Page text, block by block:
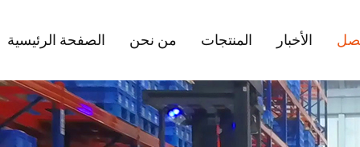
الصفحة الرئيسية من نحن المنتجات الأخبار